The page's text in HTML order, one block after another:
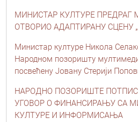
МИНИСТАР КУЛТУРЕ ПРЕДРАГ
ОТВОРИО АДАПТИРАНУ СЦЕНУ
Министар културе Никола
Народном позоришту
посвећену Јовану Стерији
НАРОДНО ПОЗОРИШТЕ
УГОВОР О ФИНАНСИРАЊУ СА
КУЛТУРЕ И ИНФОРМИСАЊА